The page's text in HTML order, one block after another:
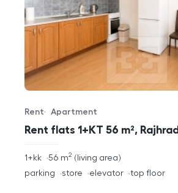
Rent flats 1+KT 56 m², Rajhrad
Offer type
Rent
Property type
Apartment
rozměry
disposition
1+kk living area
56 m2
funkce
parking store elevator top floor